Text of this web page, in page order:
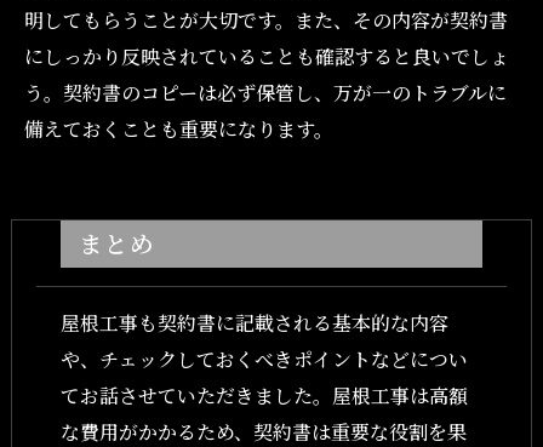
明してもらうことが大切です。また、その内容が契約書
にしっかり反映されていることも確認すると良いでしょ
う。契約書のコピーは必ず保管し、万が一のトラブルに
備えておくことも重要になります。
まとめ
屋根工事も契約書に記載される基本的な内容
や、チェックしておくべきポイントなどについ
てお話させていただきました。屋根工事は高額
な費用がかかるため、契約書は重要な役割を果